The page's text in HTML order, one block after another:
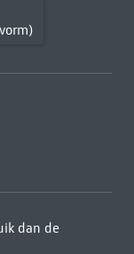
dan de